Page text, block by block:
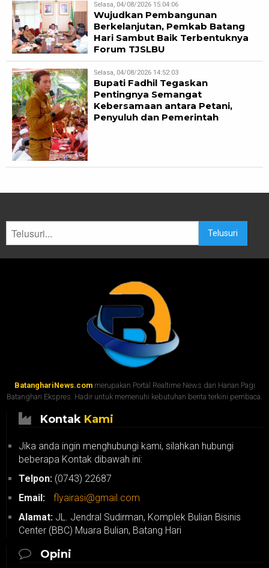
Selasa, 04/08/2026 15:04:06
Wujudkan Pembangunan
Berkelanjutan, Pemkab Batang
Hari Sambut Baik Terbentuknya
Forum TJSLBU
Selasa, 04/08/2026 14:52:03
Bupati Fadhil Tegaskan
Pentingnya Semangat
Kebersamaan antara Petani,
Penyuluh dan Pemerintah
Telusuri
BatanghariNews.commerupakan Portal Realtime News dari Harian Pagi
Batanghari Ekspres. Hadir untuk memenuhi kebutuhan berita terkini pembaca.
Kontak Kami
Jika anda ingin menghubungi kami, silahkan hubungi
beberapa Kontak dibawah ini:
Telpon: (0743) 22687
Email:
flyairasi@gmail.com
Alamat: JL. Jendral Sudirman, Komplek Bulian Bisinis
Center (BBC) Muara Bulian, Batang Hari
Opini